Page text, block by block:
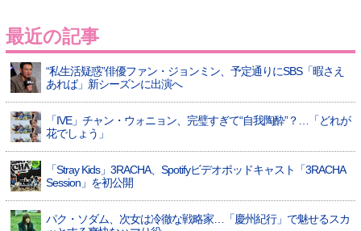
最近の記事
“私生活疑惑”俳優ファン・ジョンミン、予定通りにSBS「暇さえ
あれば」新シーズンに出演へ
「IVE」チャン・ウォニョン、完璧すぎて“自我陶酔”？…「どれが
花でしょう」
「Stray Kids」3RACHA、Spotifyビデオポッドキャスト「3RACHA
Session」を初公開
パク・ソダム、次女は冷徹な戦略家…「慶州紀行」で魅せるスカ